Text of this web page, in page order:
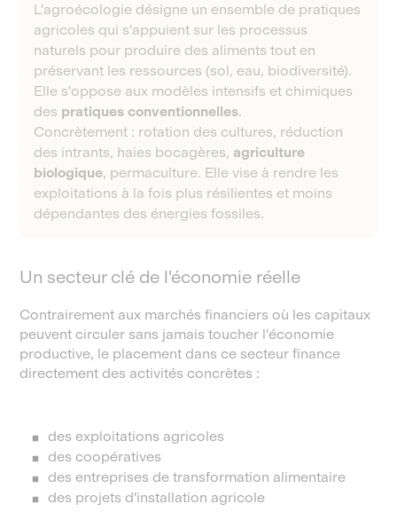
L'agroécologie désigne un ensemble de pratiques
agricoles qui s'appuient sur les processus
naturels pour produire des aliments tout en
préservant les ressources (sol, eau, biodiversité).
Elle s'oppose aux modèles intensifs et chimiques
des pratiques conventionnelles.
Concrètement : rotation des cultures, réduction
des intrants, haies bocagères, agriculture
biologique, permaculture. Elle vise à rendre les
exploitations à la fois plus résilientes et moins
dépendantes des énergies fossiles.
Un secteur clé de l'économie réelle
Contrairement aux marchés financiers où les capitaux
peuvent circuler sans jamais toucher l'économie
productive, le placement dans ce secteur finance
directement des activités concrètes :
des exploitations agricoles
des coopératives
des entreprises de transformation alimentaire
des projets d'installation agricole